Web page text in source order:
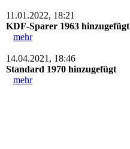
11.01.2022, 18:21
KDF-Sparer 1963 hinzugefügt
mehr
14.04.2021, 18:46
Standard 1970 hinzugefügt
mehr